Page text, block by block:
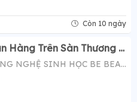
Còn 10 ngày
Tuyển Quản Lý Tiếp Thị Bán Hàng Trên Sàn Thương Mại Điện Tử ( Tiktok Shop)- Mức Lương Hấp Dẫn 12-20 Triệu
CÔNG TY TNHH CÔNG NGHỆ SINH HỌC BE BEAUTY